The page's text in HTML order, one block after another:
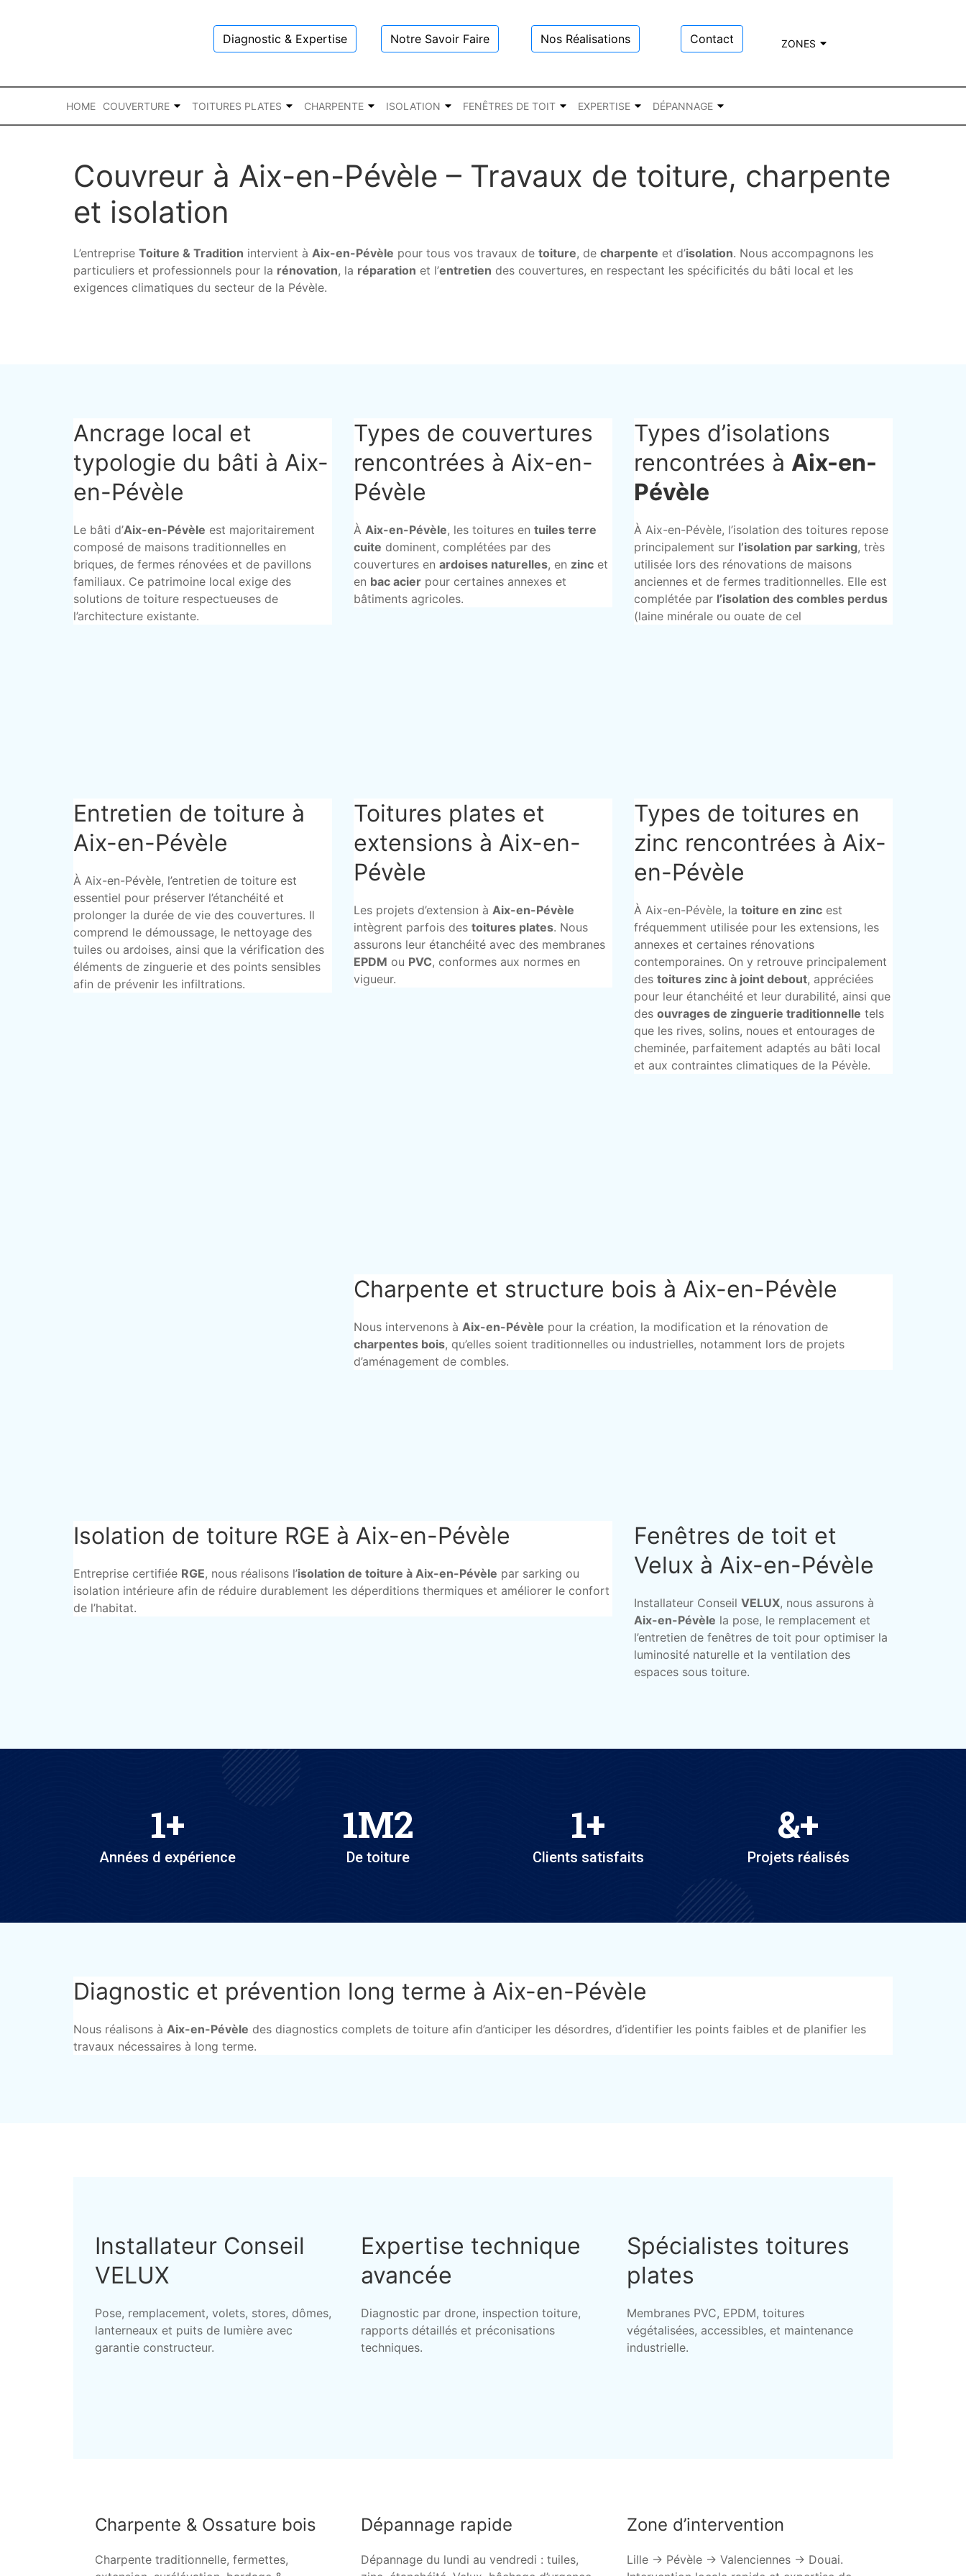
Diagnostic & Expertise Notre Savoir Faire Nos Réalisations Contact ZONES
HOME COUVERTURE TOITURES PLATES CHARPENTE ISOLATION FENÊTRES DE TOIT EXPERTISE DÉPANNAGE
Couvreur à Aix-en-Pévèle – Travaux de toiture, charpente
et isolation
L’entreprise Toiture & Tradition intervient à Aix-en-Pévèle pour tous vos travaux de toiture, de charpente et d’isolation. Nous accompagnons les
particuliers et professionnels pour la rénovation, la réparation et l’entretien des couvertures, en respectant les spécificités du bâti local et les
exigences climatiques du secteur de la Pévèle.
Ancrage local et
typologie du bâti à Aix-
en-Pévèle
Le bâti d’Aix-en-Pévèle est majoritairement
composé de maisons traditionnelles en
briques, de fermes rénovées et de pavillons
familiaux. Ce patrimoine local exige des
solutions de toiture respectueuses de
l’architecture existante.
Types de couvertures
rencontrées à Aix-en-
Pévèle
À Aix-en-Pévèle, les toitures en tuiles terre
cuite dominent, complétées par des
couvertures en ardoises naturelles, en zincet
en bac acierpour certaines annexes et
bâtiments agricoles.
Types d’isolations
rencontrées à Aix-en-
Pévèle
À Aix-en-Pévèle, l’isolation des toitures repose
principalement sur l’isolation par sarking, très
utilisée lors des rénovations de maisons
anciennes et de fermes traditionnelles. Elle est
complétée par l’isolation des combles perdus
(laine minérale ou ouate de cel
Entretien de toiture à
Aix-en-Pévèle
À Aix-en-Pévèle, l’entretien de toiture est
essentiel pour préserver l’étanchéité et
prolonger la durée de vie des couvertures. Il
comprend le démoussage, le nettoyage des
tuiles ou ardoises, ainsi que la vérification des
éléments de zinguerie et des points sensibles
afin de prévenir les infiltrations.
Toitures plates et
extensions à Aix-en-
Pévèle
Les projets d’extension à Aix-en-Pévèle
intègrent parfois des toitures plates. Nous
assurons leur étanchéité avec des membranes
EPDM ou PVC, conformes aux normes en
vigueur.
Types de toitures en
zinc rencontrées à Aix-
en-Pévèle
À Aix-en-Pévèle, la toiture en zincest
fréquemment utilisée pour les extensions, les
annexes et certaines rénovations
contemporaines. On y retrouve principalement
des toitures zinc à joint debout, appréciées
pour leur étanchéité et leur durabilité, ainsi que
des ouvrages de zinguerie traditionnelle tels
que les rives, solins, noues et entourages de
cheminée, parfaitement adaptés au bâti local
et aux contraintes climatiques de la Pévèle.
Charpente et structure bois à Aix-en-Pévèle
Nous intervenons à Aix-en-Pévèle pour la création, la modification et la rénovation de
charpentes bois, qu’elles soient traditionnelles ou industrielles, notamment lors de projets
d’aménagement de combles.
Isolation de toiture RGE à Aix-en-Pévèle
Entreprise certifiée RGE, nous réalisons l’isolation de toiture à Aix-en-Pévèle par sarking ou
isolation intérieure afin de réduire durablement les déperditions thermiques et améliorer le confort
de l’habitat.
Fenêtres de toit et
Velux à Aix-en-Pévèle
Installateur Conseil VELUX, nous assurons à
Aix-en-Pévèle la pose, le remplacement et
l’entretien de fenêtres de toit pour optimiser la
luminosité naturelle et la ventilation des
espaces sous toiture.
1+
Années d expérience
1M2
De toiture
1+
Clients satisfaits
&+
Projets réalisés
Diagnostic et prévention long terme à Aix-en-Pévèle
Nous réalisons à Aix-en-Pévèle des diagnostics complets de toiture afin d’anticiper les désordres, d’identifier les points faibles et de planifier les
travaux nécessaires à long terme.
Installateur Conseil
VELUX
Pose, remplacement, volets, stores, dômes,
lanterneaux et puits de lumière avec
garantie constructeur.
Expertise technique
avancée
Diagnostic par drone, inspection toiture,
rapports détaillés et préconisations
techniques.
Spécialistes toitures
plates
Membranes PVC, EPDM, toitures
végétalisées, accessibles, et maintenance
industrielle.
Charpente & Ossature bois
Charpente traditionnelle, fermettes,
Dépannage rapide
Dépannage du lundi au vendredi : tuiles,
Zone d’intervention
Lille → Pévèle → Valenciennes → Douai.